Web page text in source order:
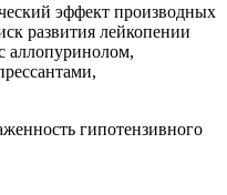
эффект производных
развития лейкопении
аллопуринолом,
гипотензивного